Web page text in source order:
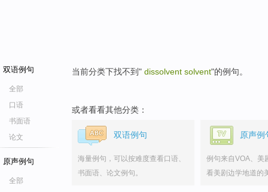
双语例句
全部
口语
书面语
论文
原声例句
全部
当前分类下找不到" dissolvent solvent"的例句。
或者看看其他分类：
双语例句
海量例句，可以按难度查看口语、
书面语、论文例句。
原声例
例句来自VOA、美
看美剧边学地道的